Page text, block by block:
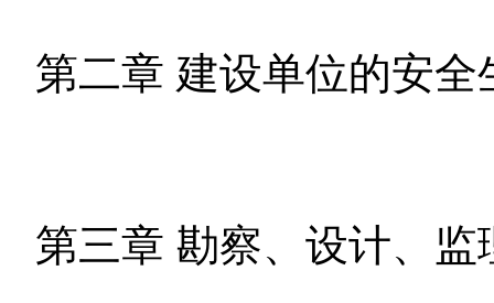
第二章 建设单位的安全
第三章 勘察、设计、